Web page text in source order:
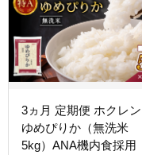
3ヵ月 定期便 ホクレン
ゆめぴりか（無洗米
5kg）ANA機内食採用